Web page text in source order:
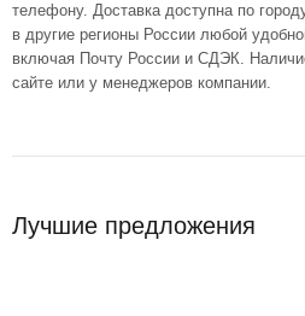
телефону. Доставка доступна по
в другие регионы России любой
включая Почту России и СДЭК.
сайте или у менеджеров компании.
Лучшие предложения